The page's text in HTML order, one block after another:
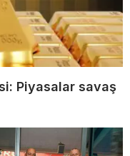
Piyasalar savaş